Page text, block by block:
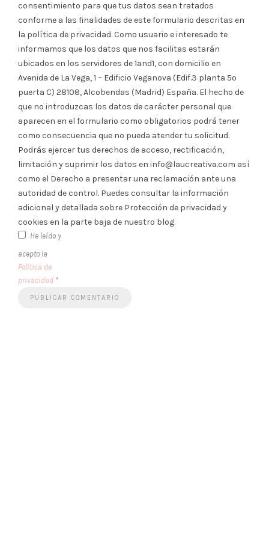
consentimiento para que tus datos sean tratados
conforme a las finalidades de este formulario descritas en
la política de privacidad. Como usuario e interesado te
informamos que los datos que nos facilitas estarán
ubicados en los servidores de 1and1, con domicilio en
Avenida de La Vega, 1 – Edificio Veganova (Edif.3 planta 5º
puerta C) 28108, Alcobendas (Madrid) España. El hecho de
que no introduzcas los datos de carácter personal que
aparecen en el formulario como obligatorios podrá tener
como consecuencia que no pueda atender tu solicitud.
Podrás ejercer tus derechos de acceso, rectificación,
limitación y suprimir los datos en info@laucreativa.com así
como el Derecho a presentar una reclamación ante una
autoridad de control. Puedes consultar la información
adicional y detallada sobre Protección de privacidad y
cookies en la parte baja de nuestro blog.
He leído y
acepto la
Política de
privacidad *